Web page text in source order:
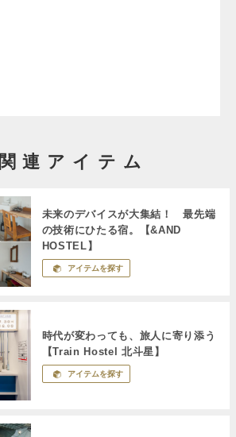
関連アイテム
未来のデバイスが大集結！ 最先端
の技術にひたる宿。【&AND
HOSTEL】
アイテムを探す
時代が変わっても、旅人に寄り添う
【Train Hostel 北斗星】
アイテムを探す